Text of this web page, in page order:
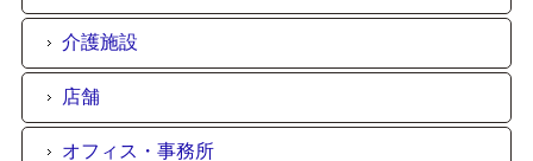
介護施設
店舗
オフィス・事務所